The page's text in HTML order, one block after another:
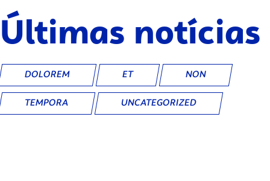
Últimas notícias
DOLOREM ET NON
TEMPORA UNCATEGORIZED